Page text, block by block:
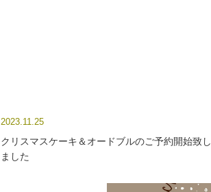
2023.11.25
クリスマスケーキ＆オードブルのご予約開始致し
ました